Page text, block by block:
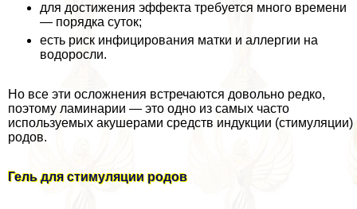
для достижения эффекта требуется много времени
— порядка суток;
есть риск инфицирования матки и аллергии на
водоросли.
Но все эти осложнения встречаются довольно редко,
поэтому ламинарии — это одно из самых часто
используемых акушерами средств индукции (стимуляции)
родов.
Гель для стимуляции родов